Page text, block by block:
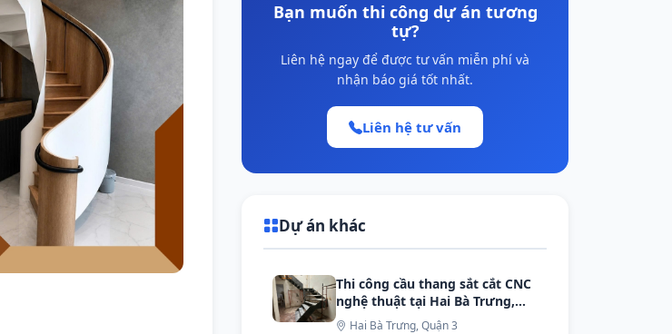
Bạn muốn thi công dự án tương
tự?
Liên hệ ngay để được tư vấn miễn phí và
nhận báo giá tốt nhất.
Liên hệ tư vấn
Dự án khác
Thi công cầu thang sắt cắt CNC
nghệ thuật tại Hai Bà Trưng,
Quận 3
Hai Bà Trưng, Quận 3